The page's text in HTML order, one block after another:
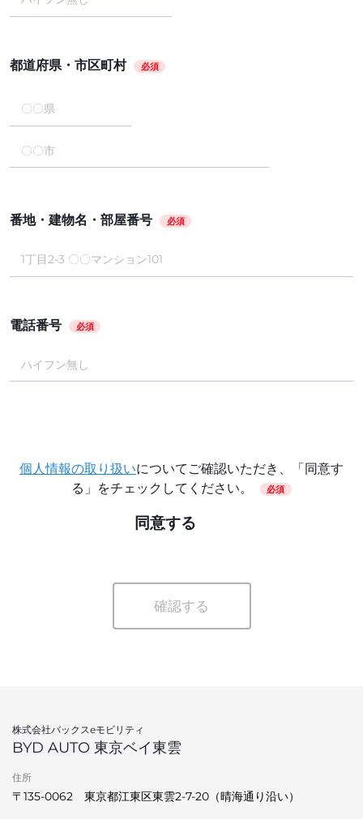
都道府県・市区町村 必須
番地・建物名・部屋番号 必須
電話番号 必須
個人情報の取り扱いについてご確認いただき、「同意す
る」をチェックしてください。
必須
同意する
確認する
株式会社バックスeモビリティ
BYD AUTO 東京ベイ東雲
住所
〒135-0062 東京都江東区東雲2-7-20（晴海通り沿い）